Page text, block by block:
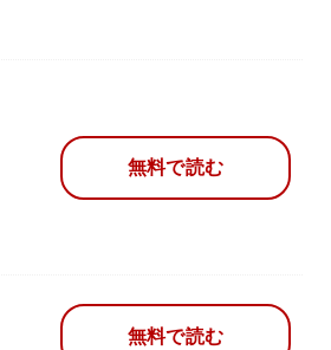
無料で読む
無料で読む